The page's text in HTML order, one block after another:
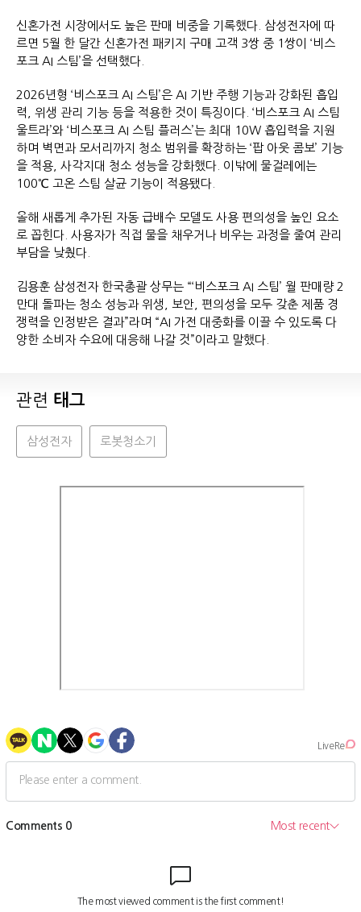
신혼가전 시장에서도 높은 판매 비중을 기록했다. 삼성전자에 따
르면 5월 한 달간 신혼가전 패키지 구매 고객 3쌍 중 1쌍이 ‘비스
포크 AI 스팀’을 선택했다.
2026년형 ‘비스포크 AI 스팀’은 AI 기반 주행 기능과 강화된 흡입
력, 위생 관리 기능 등을 적용한 것이 특징이다. ‘비스포크 AI 스팀
울트라’와 ‘비스포크 AI 스팀 플러스’는 최대 10W 흡입력을 지원
하며 벽면과 모서리까지 청소 범위를 확장하는 ‘팝 아웃 콤보’ 기능
을 적용, 사각지대 청소 성능을 강화했다. 이밖에 물걸레에는
100℃ 고온 스팀 살균 기능이 적용됐다.
올해 새롭게 추가된 자동 급배수 모델도 사용 편의성을 높인 요소
로 꼽힌다. 사용자가 직접 물을 채우거나 비우는 과정을 줄여 관리
부담을 낮췄다.
김용훈 삼성전자 한국총괄 상무는 “‘비스포크 AI 스팀’ 월 판매량 2
만대 돌파는 청소 성능과 위생, 보안, 편의성을 모두 갖춘 제품 경
쟁력을 인정받은 결과”라며 “AI 가전 대중화를 이끌 수 있도록 다
양한 소비자 수요에 대응해 나갈 것”이라고 말했다.
관련 태그
삼성전자 로봇청소기